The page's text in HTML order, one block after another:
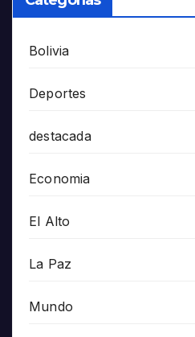
Bolivia
Deportes
destacada
Economia
El Alto
La Paz
Mundo